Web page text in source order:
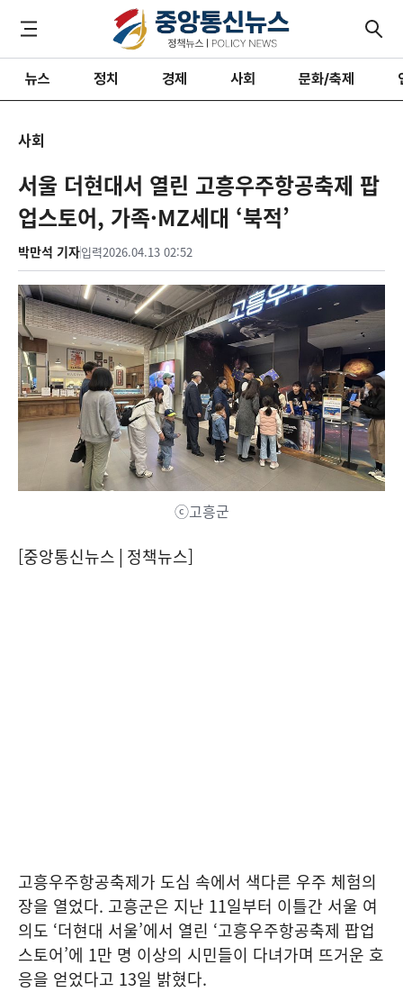
뉴스 정치 경제 사회 문화/축제
사회
서울 더현대서 열린 고흥우주항공축제 팝
업스토어, 가족·MZ세대 ‘북적’
박만석 기자입력2026.04.13 02:52
ⓒ고흥군
[중앙통신뉴스│정책뉴스]
고흥우주항공축제가 도심 속에서 색다른 우주 체험의
장을 열었다. 고흥군은 지난 11일부터 이틀간 서울 여
의도 ‘더현대 서울’에서 열린 ‘고흥우주항공축제 팝업
스토어’에 1만 명 이상의 시민들이 다녀가며 뜨거운 호
응을 얻었다고 13일 밝혔다.